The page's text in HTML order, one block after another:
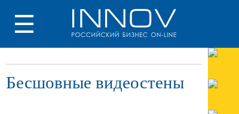
Бесшовные видеостены